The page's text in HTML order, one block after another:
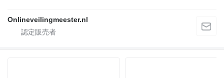
Onlineveilingmeester.nl